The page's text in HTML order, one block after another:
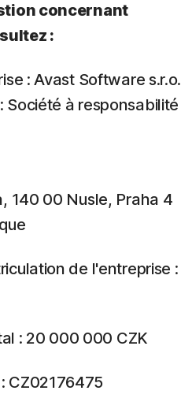
concernant
:
: Avast Software s.r.o.
Société à responsabilité
140 00 Nusle, Praha 4
de l'entreprise :
: 20 000 000 CZK
CZ02176475